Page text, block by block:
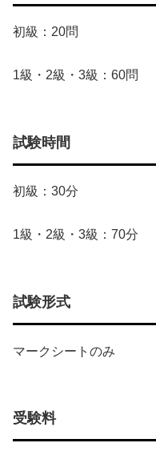
初級：20問
1級・2級・3級：60問
試験時間
初級：30分
1級・2級・3級：70分
試験形式
マークシートのみ
受験料